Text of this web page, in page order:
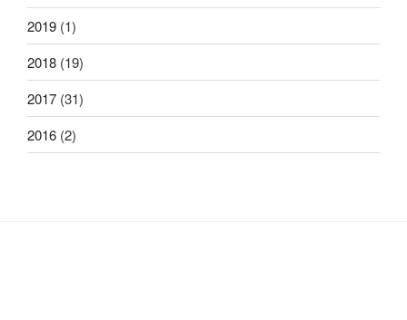
2019 (1)
2018 (19)
2017 (31)
2016 (2)